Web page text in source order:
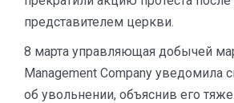
представителем церкви.
8 марта управляющая добычей
Management Company уведомила
об увольнении, объяснив его